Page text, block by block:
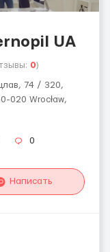
UA
0)
74 / 320,
020 Wrocław,
0
Написать